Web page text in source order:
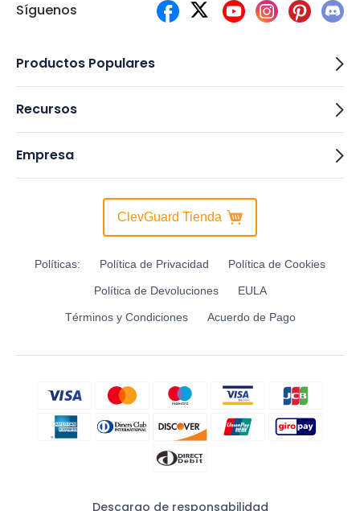
Síguenos
Productos Populares
Recursos
Empresa
ClevGuard Tienda
Políticas: Política de Privacidad Política de Cookies
Política de Devoluciones EULA
Términos y Condiciones Acuerdo de Pago
Descargo de responsabilidad